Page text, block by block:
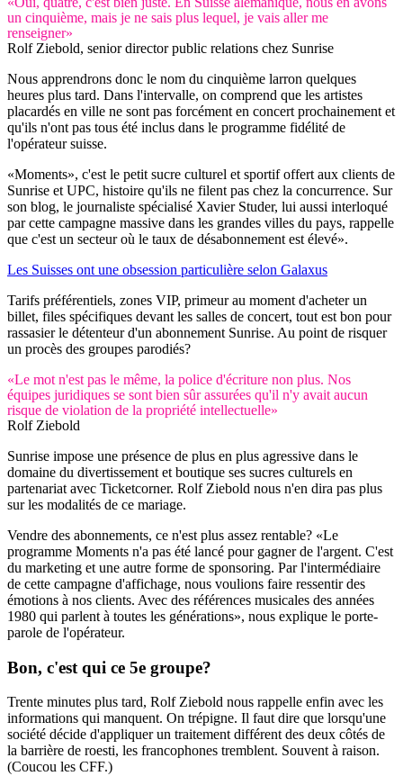
un cinquième, mais je ne sais plus lequel, je vais aller me
renseigner»
Rolf Ziebold, senior director public relations chez Sunrise
Nous apprendrons donc le nom du cinquième larron quelques
heures plus tard. Dans l'intervalle, on comprend que les artistes
placardés en ville ne sont pas forcément en concert prochainement et
qu'ils n'ont pas tous été inclus dans le programme fidélité de
l'opérateur suisse.
«Moments», c'est le petit sucre culturel et sportif offert aux clients de
Sunrise et UPC, histoire qu'ils ne filent pas chez la concurrence. Sur
son blog, le journaliste spécialisé Xavier Studer, lui aussi interloqué
par cette campagne massive dans les grandes villes du pays, rappelle
que c'est un secteur où le taux de désabonnement est élevé».
Les Suisses ont une obsession particulière selon Galaxus
Tarifs préférentiels, zones VIP, primeur au moment d'acheter un
billet, files spécifiques devant les salles de concert, tout est bon pour
rassasier le détenteur d'un abonnement Sunrise. Au point de risquer
un procès des groupes parodiés?
«Le mot n'est pas le même, la police d'écriture non plus. Nos
équipes juridiques se sont bien sûr assurées qu'il n'y avait aucun
risque de violation de la propriété intellectuelle»
Rolf Ziebold
Sunrise impose une présence de plus en plus agressive dans le
domaine du divertissement et boutique ses sucres culturels en
partenariat avec Ticketcorner. Rolf Ziebold nous n'en dira pas plus
sur les modalités de ce mariage.
Vendre des abonnements, ce n'est plus assez rentable? «Le
programme Moments n'a pas été lancé pour gagner de l'argent. C'est
du marketing et une autre forme de sponsoring. Par l'intermédiaire
de cette campagne d'affichage, nous voulions faire ressentir des
émotions à nos clients. Avec des références musicales des années
1980 qui parlent à toutes les générations», nous explique le porte-
parole de l'opérateur.
Bon, c'est qui ce 5e groupe?
Trente minutes plus tard, Rolf Ziebold nous rappelle enfin avec les
informations qui manquent. On trépigne. Il faut dire que lorsqu'une
société décide d'appliquer un traitement différent des deux côtés de
la barrière de roesti, les francophones tremblent. Souvent à raison.
(Coucou les CFF.)